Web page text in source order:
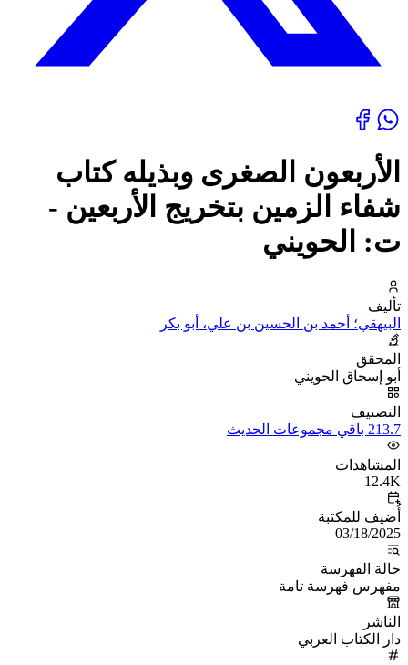
الأربعون الصغرى وبذيله كتاب
شفاء الزمين بتخريج الأربعين -
ت: الحويني
تأليف
البيهقي؛ أحمد بن الحسين بن علي، أبو بكر
المحقق
أبو إسحاق الحويني
التصنيف
213.7 باقي مجموعات الحديث
المشاهدات
12.4K
أُضيف للمكتبة
03/18/2025
حالة الفهرسة
مفهرس فهرسة تامة
الناشر
دار الكتاب العربي